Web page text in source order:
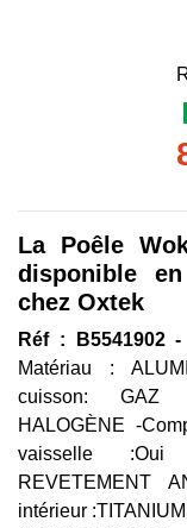
La Poêle
disponible
chez Oxtek
Réf : B5541902 -
Matériau :
cuisson: GAZ
HALOGÈNE -
vaisselle :Oui
REVETEMENT
intérieur